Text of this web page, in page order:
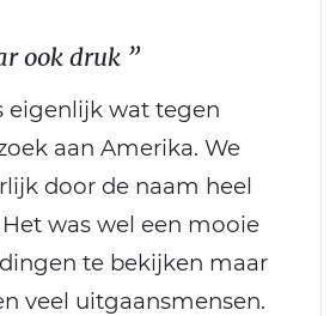
ook druk ”
eigenlijk wat tegen
aan Amerika. We
door de naam heel
was wel een mooie
te bekijken maar
veel uitgaansmensen.